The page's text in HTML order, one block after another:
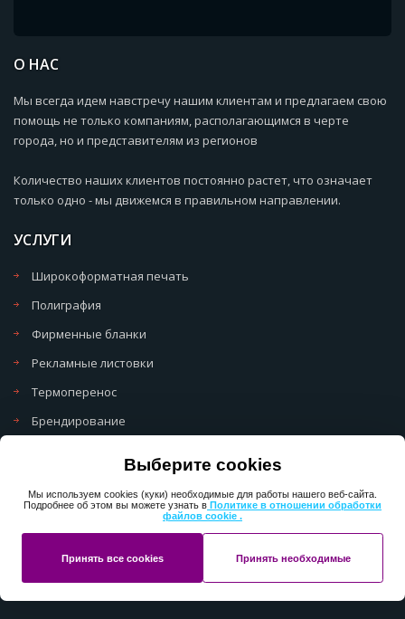
Выберите cookies
Мы используем cookies (куки) необходимые для работы нашего веб-сайта.
Подробнее об этом вы можете узнать в Политике в отношении обработки
файлов cookie .
Принять все cookies Принять необходимые
О НАС
Мы всегда идем навстречу нашим клиентам и предлагаем свою
помощь не только компаниям, располагающимся в черте
города, но и представителям из регионов
Количество наших клиентов постоянно растет, что означает
только одно - мы движемся в правильном направлении.
УСЛУГИ
Широкоформатная печать
Полиграфия
Фирменные бланки
Рекламные листовки
Термоперенос
Брендирование
Политика обработки персональных данных